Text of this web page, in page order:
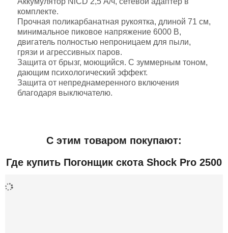
комплекте.
Прочная поликарбанатная рукоятка, длиной 71 см,
минимальное пиковое напряжение 6000 В,
двигатель полностью непроницаем для пыли,
грязи и агрессивных паров.
Защита от брызг, моющийся. С зуммерным тоном,
дающим психологический эффект.
Защита от непреднамеренного включения
благодаря выключателю.
Дополнительная информация
ДхШхВ (мм)
Производитель
С этим товаром покупают:
Где купить Погонщик скота Shock Pro 2500